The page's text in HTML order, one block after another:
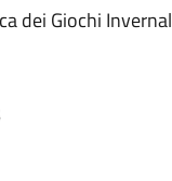
dei Giochi